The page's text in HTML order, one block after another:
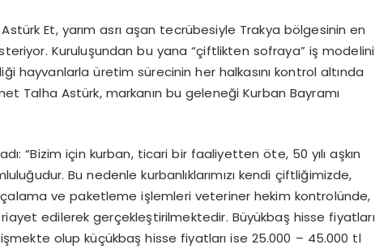
Astürk Et, yarım asrı aşan tecrübesiyle Trakya bölgesinin en
Kuruluşundan bu yana “çiftlikten sofraya” iş modelini
hayvanlarla üretim sürecinin her halkasını kontrol altında
Talha Astürk, markanın bu geleneği Kurban Bayramı
“Bizim için kurban, ticari bir faaliyetten öte, 50 yılı aşkın
Bu nedenle kurbanlıklarımızı kendi çiftliğimizde,
ve paketleme işlemleri veteriner hekim kontrolünde,
edilerek gerçekleştirilmektedir. Büyükbaş hisse fiyatları
olup küçükbaş hisse fiyatları ise 25.000 – 45.000 tl